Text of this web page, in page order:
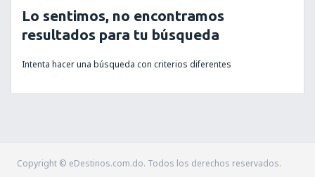
Lo sentimos, no encontramos
resultados para tu búsqueda
Intenta hacer una búsqueda con criterios diferentes
Copyright © eDestinos.com.do. Todos los derechos reservados.